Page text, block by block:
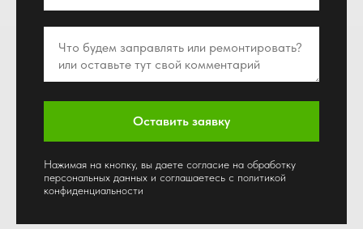
Оставить заявку
Нажимая на кнопку, вы даете согласие на обработку
персональных данных и соглашаетесь c политикой
конфиденциальности